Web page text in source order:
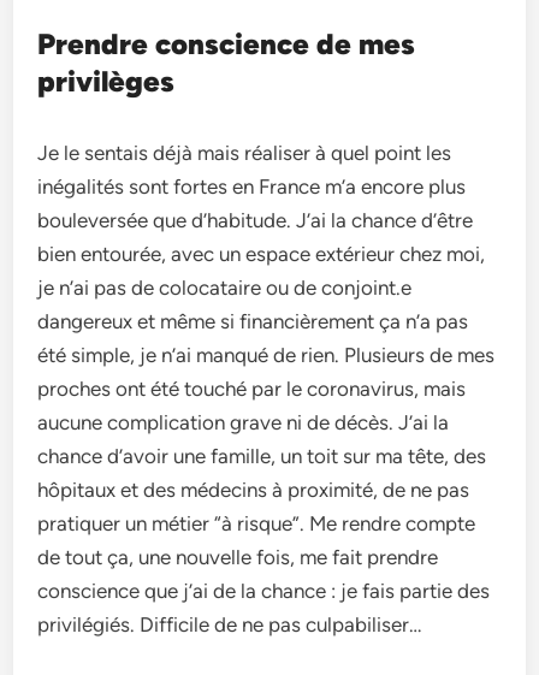
Prendre conscience de mes
privilèges
Je le sentais déjà mais réaliser à quel point les
inégalités sont fortes en France m’a encore plus
bouleversée que d’habitude. J’ai la chance d’être
bien entourée, avec un espace extérieur chez moi,
je n’ai pas de colocataire ou de conjoint.e
dangereux et même si financièrement ça n’a pas
été simple, je n’ai manqué de rien. Plusieurs de mes
proches ont été touché par le coronavirus, mais
aucune complication grave ni de décès. J’ai la
chance d’avoir une famille, un toit sur ma tête, des
hôpitaux et des médecins à proximité, de ne pas
pratiquer un métier “à risque”. Me rendre compte
de tout ça, une nouvelle fois, me fait prendre
conscience que j’ai de la chance : je fais partie des
privilégiés. Difficile de ne pas culpabiliser…